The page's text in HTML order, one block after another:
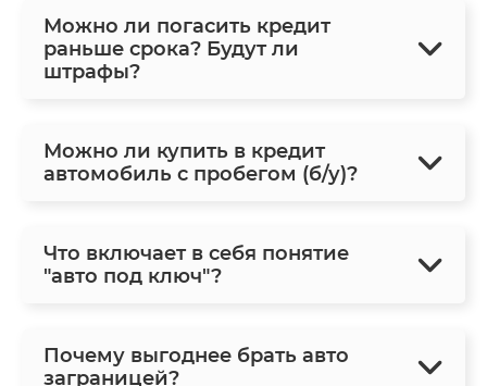
Можно ли погасить кредит
раньше срока? Будут ли
штрафы?
Можно ли купить в кредит
автомобиль с пробегом (б/у)?
Что включает в себя понятие
"авто под ключ"?
Почему выгоднее брать авто
заграницей?